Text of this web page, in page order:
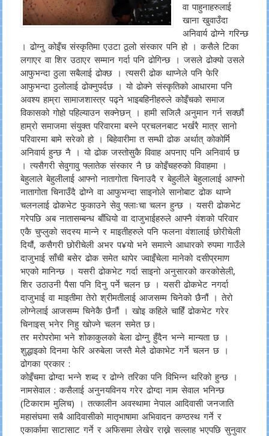
वा पाहुनाहरुलाई
खाना खुवाउँदा
अनिवार्य ढोग्ने गरिन्छ
। ढोग्नु कोइँच संस्कृतिमा एउटा ठूलो संस्कार पनि हो । कसैले टिका
लगाएर वा शिर उठाएर सम्मान गर्दा पनि ढोगिन्छ । जसले ढोक्यो उसले
आफुभन्दा ठुला सबैलाई ढोक्छ । त्यसरी ढोक थाप्नेले पनि फेरि
आफुभन्दा ठुलोलाई ढोक्नुपर्दछ । यो ढोक्ने संस्कृतिको आधारमा पनि
अवश्य हाम्रा सामाजशास्त्र पढ्ने भाइबहिनीहरुले कोइँचको समाज
विकासको गोहो पहिल्याउन सक्नेछन् । हामी सजिलै अनुमान गर्न सक्छौं
हाम्रो समाजमा संयुक्त परिवारमा बस्ने प्रचलनबाट भर्खरै मात्र सानो
परिवारमा बामे सरेको हो । बिहेवारीमा त सम्धी ढोक अर्थात् कोकोर्मि
अनिवार्य हुन्छ नै । यो ढोक जस्तोसुकै विवाह अपनाए पनि अनिवार्य छ
। त्यसैगरी सेवुगावु फ्लातेक संस्कार नै छ कोइँचहरुको विवाहमा ।
बेहुलाले बेहुलीलाई आफ्नो नातागोता चिनाउदै र बेहुलीले बेहुलालाई आफ्नो
नातागोता चिनाउँदै ढोग्ने वा आफुभन्दा साइनोले सानोबाट ढोक थाप्ने
चलनलाई ढोकभेट फुकाउने सेवु फ्लाःचा चलन हुन्छ । यसरी ढोकभेट
गरेपछि अब नातासम्बन्ध बाँधियो वा दाजुभाईहरुले आफ्नै वंशको परिवार
एकै चुप्लुको सदस्य मान्ने र माइतीहरुले पनि फलना वंशालाई छोरीचेली
दियौं, कसैगरी छोरीचेली अभर प¥यो भने समात्ने आधारको रुपमा गाउँले
दाजुभाई साँची बसेर ढोक समेत थापेर ज्वाइँचेला मानेको दसीप्रमाण
भएको मानिन्छ । यसरी ढोकभेट गर्दा साइनो अनुसारको करकोसेली,
शिर उठाउनी पैसा पनि दिनु पर्ने चलन छ । यसरी ढोकभेट नगर्दा
दाजुभाई वा माइतीमा तेरो श्रीमतीलाई आजसम्म चिनेको छैनौं । तेरो
लोग्नेलाई आजसम्म चिनेकै छैनौं । खोइ कहिले चाहिँ ढोकभेट गरेर
चिनाइस् भनेर निहु खोज्ने चलन समेत छ।
तर मरोपरोमा भने शोकाकुलको बेला ढोग्नु हुँदैन भन्ने मान्यता छ ।
शुद्धाइको दिनमा फेरि अरुबेला जस्तै मेलै ढोकाभेट गर्ने चलन छ ।
ढोगका प्रकार :
कोइँचमा ढोग्दा भन्ने शब्द र ढोग्ने तरिका पनि विभिन्न थरिको हुन्छ ।
नामसेवाल : कसैलाई अनुनयविनय गरेर ढोग्दा नाम सेवाल भनिन्छ
(टिकाराम मुलिच) । तत्कालीन अवस्थामा नेपाल आदिवासी जनजाति
महासंघमा सबै आदिवासीको मातृभाषामा अभिवादन कण्ठस्थ गर्ने र
एकार्कामा साटासाट गर्ने र अफिसमा लेखेर राख्ने सल्लाह भएपछि सुनुवार